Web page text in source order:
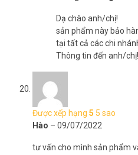
Dạ chào anh/chị!
sản phẩm này bảo
tại tất cả các chi
Thông tin đến anh/chị!
Được xếp hạng 5 5 sao
Hào – 09/07/2022
tư vấn cho mình sản phẩm